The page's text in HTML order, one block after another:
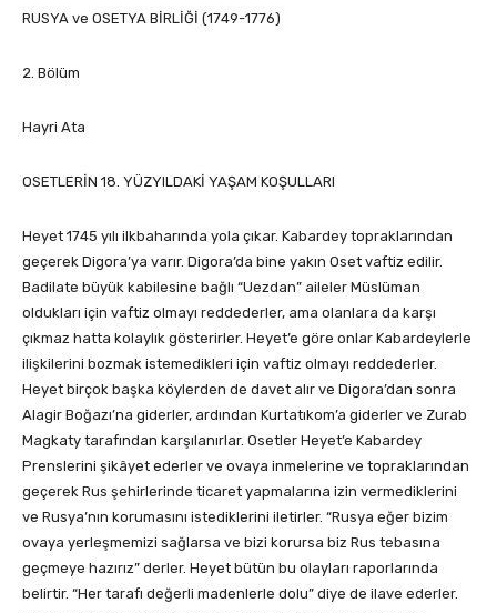
RUSYA ve OSETYA BİRLİĞİ (1749-1776)
2. Bölüm
Hayri Ata
OSETLERİN 18. YÜZYILDAKİ YAŞAM KOŞULLARI
Heyet 1745 yılı ilkbaharında yola çıkar. Kabardey topraklarından
geçerek Digora’ya varır. Digora’da bine yakın Oset vaftiz edilir.
Badilate büyük kabilesine bağlı “Uezdan” aileler Müslüman
oldukları için vaftiz olmayı reddederler, ama olanlara da karşı
çıkmaz hatta kolaylık gösterirler. Heyet’e göre onlar Kabardeylerle
ilişkilerini bozmak istemedikleri için vaftiz olmayı reddederler.
Heyet birçok başka köylerden de davet alır ve Digora’dan sonra
Alagir Boğazı’na giderler, ardından Kurtatıkom’a giderler ve Zurab
Magkaty tarafından karşılanırlar. Osetler Heyet’e Kabardey
Prenslerini şikâyet ederler ve ovaya inmelerine ve topraklarından
geçerek Rus şehirlerinde ticaret yapmalarına izin vermediklerini
ve Rusya’nın korumasını istediklerini iletirler. “Rusya eğer bizim
ovaya yerleşmemizi sağlarsa ve bizi korursa biz Rus tebasına
geçmeye hazırız” derler. Heyet bütün bu olayları raporlarında
belirtir. “Her tarafı değerli madenlerle dolu” diye de ilave ederler.